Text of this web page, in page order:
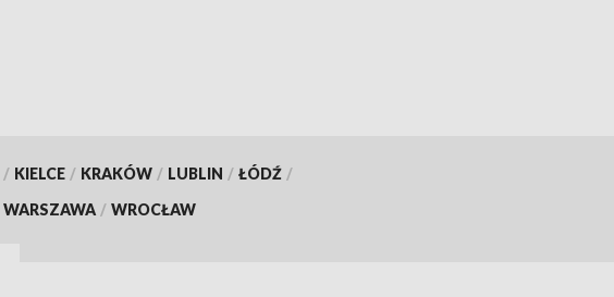
/ KIELCE / KRAKÓW / LUBLIN / ŁÓDŹ /
WARSZAWA / WROCŁAW